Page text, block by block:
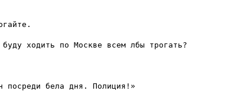
ходить по Москве всем лбы трогать?
посреди бела дня. Полиция!»